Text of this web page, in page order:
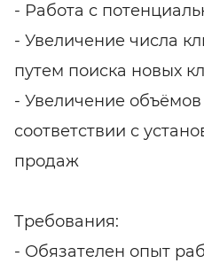
- Работа с
- Увеличение числа
путем поиска новых
- Увеличение
соответствии с
продаж
Требования:
- Обязателен опыт